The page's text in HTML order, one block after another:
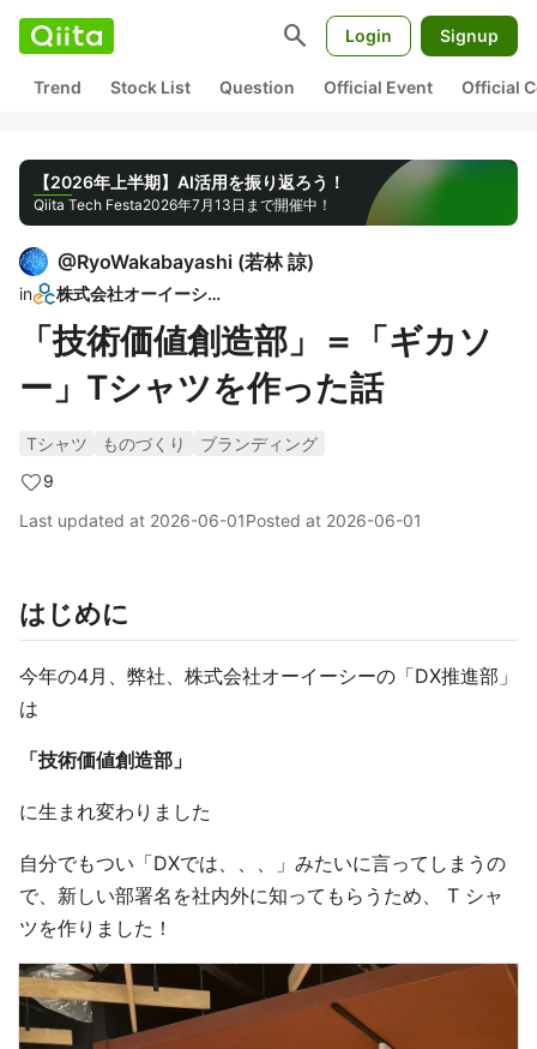
search Login Signup
Trend Stock List Question Official Event Official
【2026年上半期】AI活用を振り返ろう！
Qiita Tech Festa2026年7月13日まで開催中！
@RyoWakabayashi (若林 諒)
in 株式会社オーイーシー
「技術価値創造部」＝「ギカソ
ー」Tシャツを作った話
Tシャツ ものづくり
ブランディング
9
Last updated at 2026-06-01Posted at 2026-06-01
はじめに
今年の4月、弊社、株式会社オーイーシーの「DX推進部」
は
「技術価値創造部」
に生まれ変わりました
自分でもつい「DXでは、、、」みたいに言ってしまうの
で、新しい部署名を社内外に知ってもらうため、 T シャ
ツを作りました！